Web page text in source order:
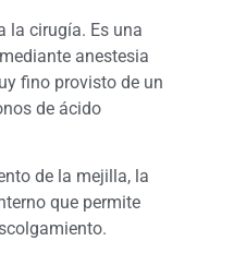
la cirugía. Es una
anestesia
fino provisto de un
de ácido
de la mejilla, la
que permite